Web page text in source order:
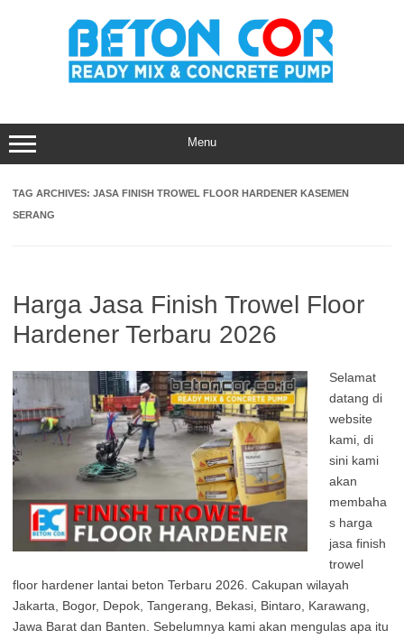
Menu
TAG ARCHIVES: JASA FINISH TROWEL FLOOR HARDENER KASEMEN
SERANG
Harga Jasa Finish Trowel Floor
Hardener Terbaru 2026
Selamat
datang di
website
kami, di
sini kami
akan
membaha
s harga
jasa finish
trowel
floor hardener lantai beton Terbaru 2026. Cakupan wilayah
Jakarta, Bogor, Depok, Tangerang, Bekasi, Bintaro, Karawang,
Jawa Barat dan Banten. Sebelumnya kami akan mengulas apa itu